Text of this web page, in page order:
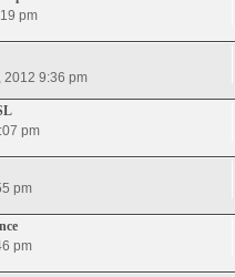
pm
9:36 pm
pm
pm
pm